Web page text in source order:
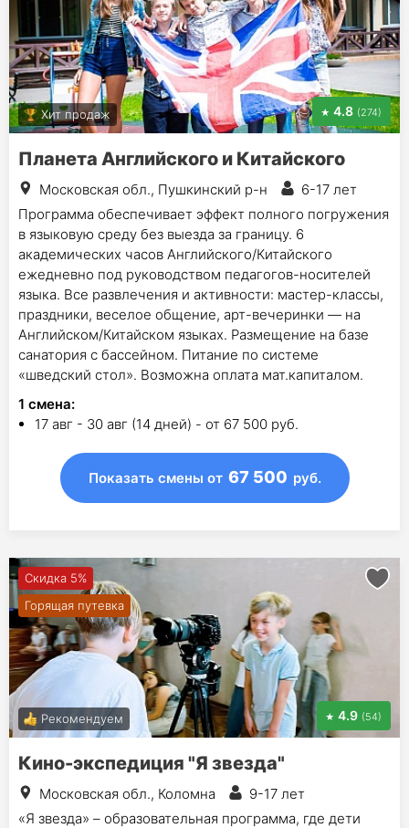
Хит продаж 4.8 (274)
Планета Английского и Китайского
Московская обл., Пушкинский р-н
6-17 лет
Программа обеспечивает эффект полного погружения
в языковую среду без выезда за границу. 6
академических часов Английского/Китайского
ежедневно под руководством педагогов-носителей
языка. Все развлечения и активности: мастер-классы,
праздники, веселое общение, арт-вечеринки — на
Английском/Китайском языках. Размещение на базе
санатория с бассейном. Питание по системе
«шведский стол». Возможна оплата мат.капиталом.
1 смена:
17 авг - 30 авг (14 дней) - от 67 500 руб.
Показать смены от 67 500 руб.
Скидка 5%
Горящая путевка
Рекомендуем 4.9 (54)
Кино-экспедиция "Я звезда"
Московская обл., Коломна
9-17 лет
«Я звезда» – образовательная программа, где дети